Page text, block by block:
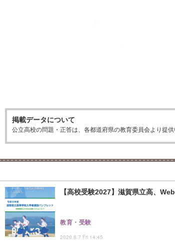
掲載データについて
公立高校の問題・正答は、各都道府県の教育委員会より提
【高校受験2027】滋賀県立高、
教育・受験
2026.8.7 Fri 14:45